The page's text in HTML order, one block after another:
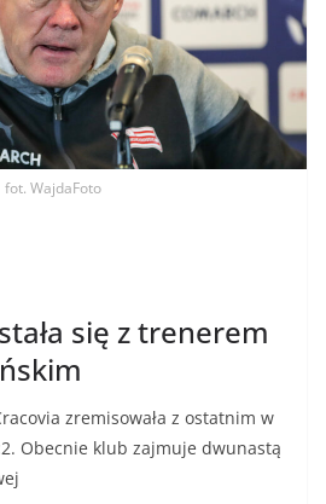
fot. WajdaFoto
się z trenerem
zremisowała z ostatnim w
Obecnie klub zajmuje dwunastą